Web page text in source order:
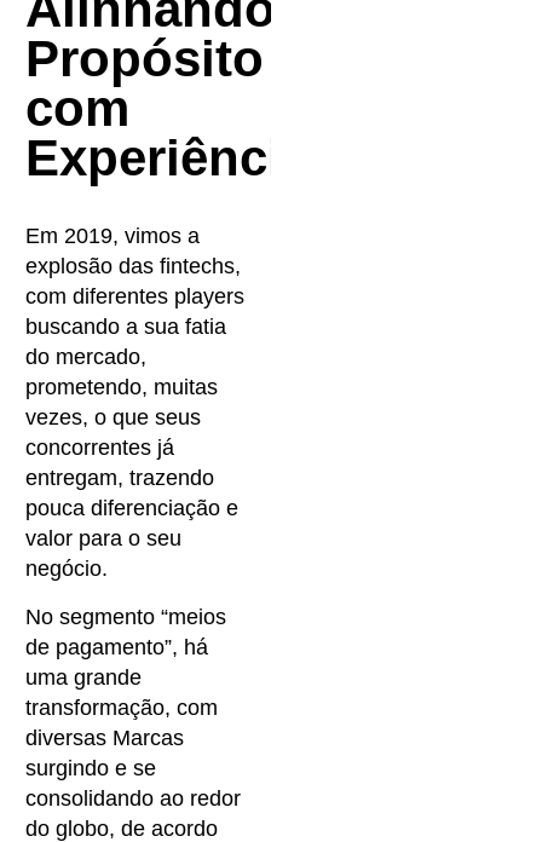
Propósito
com
Experiência
Em 2019, vimos a
explosão das fintechs,
com diferentes players
buscando a sua fatia
do mercado,
prometendo, muitas
vezes, o que seus
concorrentes já
entregam, trazendo
pouca diferenciação e
valor para o seu
negócio.
No segmento “meios
de pagamento”, há
uma grande
transformação, com
diversas Marcas
surgindo e se
consolidando ao redor
do globo, de acordo